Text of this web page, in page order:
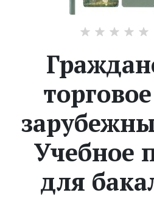
Экранизации
Коллекции
Учебное
для